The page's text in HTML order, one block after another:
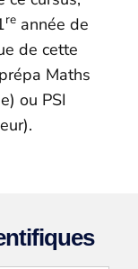
re année de
de cette
Maths
ou PSI